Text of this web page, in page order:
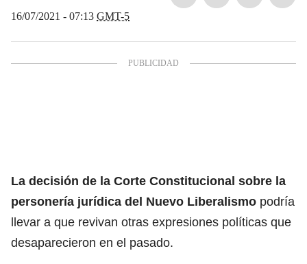
16/07/2021 - 07:13 GMT-5
La decisión de la Corte Constitucional sobre la
personería jurídica del Nuevo Liberalismo podría
llevar a que revivan otras expresiones políticas que
desaparecieron en el pasado.